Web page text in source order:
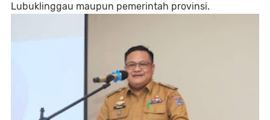
Lubuklinggau maupun pemerintah provinsi.